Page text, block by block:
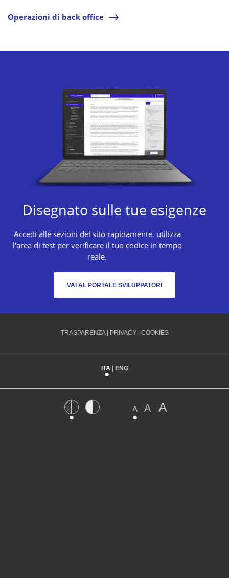
Operazioni di back office l
Disegnato sulle tue esigenze
Accedi alle sezioni del sito rapidamente, utilizza
l'area di test per verificare il tuo codice in tempo
reale.
VAI AL PORTALE SVILUPPATORI
TRASPARENZA PRIVACY COOKIES
ITA ENG
A A A